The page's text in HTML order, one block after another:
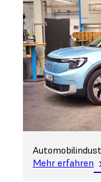
Mehr erfahren